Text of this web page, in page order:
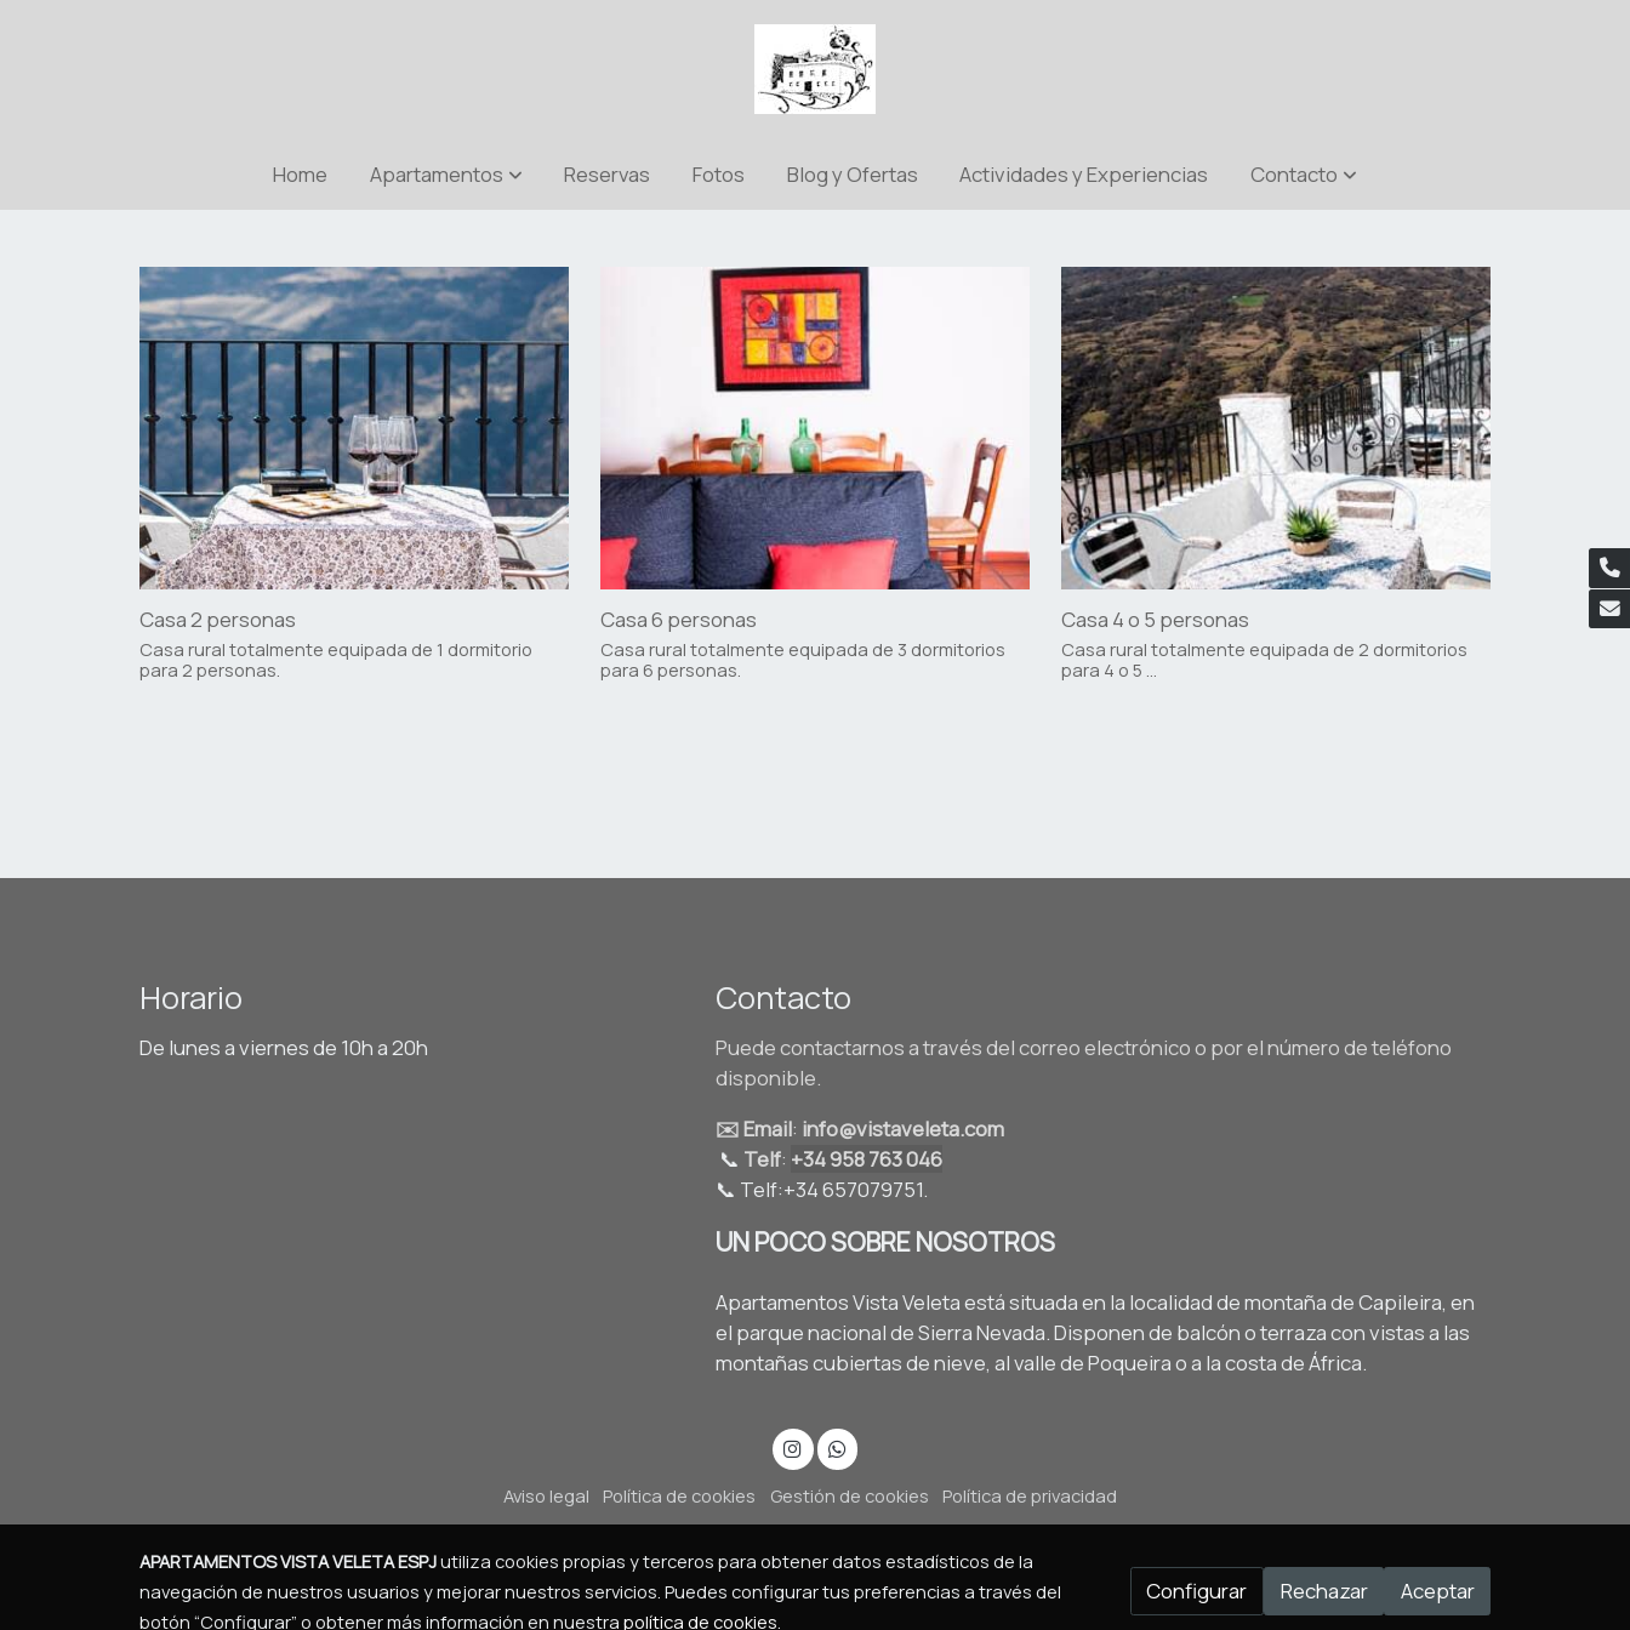
Home Apartamentos Reservas Fotos Blog y Ofertas Actividades y Experiencias Contacto
Casa 2 personas
Casa rural totalmente equipada de 1 dormitorio
para 2 personas.
Casa 6 personas
Casa rural totalmente equipada de 3 dormitorios
para 6 personas.
Casa 4 o 5 personas
Casa rural totalmente equipada de 2 dormitorios
para 4 o 5 ...
Horario
De lunes a viernes de 10h a 20h
Contacto
Puede contactarnos a través del correo electrónico o por el número de teléfono
disponible.
✉️ Email: info@vistaveleta.com
📞 Telf: +34 958 763 046
📞 Telf:+34 657079751.
UN POCO SOBRE NOSOTROS
Apartamentos Vista Veleta está situada en la localidad de montaña de Capileira, en
el parque nacional de Sierra Nevada. Disponen de balcón o terraza con vistas a las
montañas cubiertas de nieve, al valle de Poqueira o a la costa de África.
Aviso legal Política de cookies Gestión de cookies Política de privacidad
APARTAMENTOS VISTA VELETA ESPJutiliza cookies propias y terceros para obtener datos estadísticos de la
navegación de nuestros usuarios y mejorar nuestros servicios. Puedes configurar tus preferencias a través del
botón “Configurar” o obtener más información en nuestra política de cookies.
Configurar Rechazar Aceptar